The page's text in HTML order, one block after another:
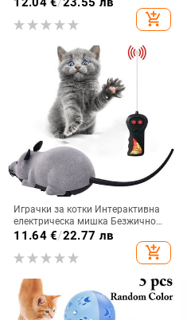
Bowl Pet Cat Dogs Game Training
add_shopping_cart
Играчки за котки Интерактивна
електрическа мишка Безжично
дистанционно управление
Симулация Играчки за животни
Забавно преследване на коте
Домашни любимци
11.64€/22.77 лв
add_shopping_cart